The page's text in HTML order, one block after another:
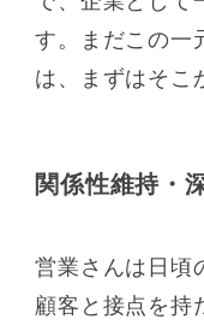
す。まだこの一
は、まずはそこ
関係性維持・
営業さんは日頃
顧客と接点を持